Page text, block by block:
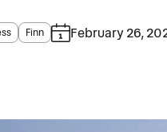
Finn February 26,